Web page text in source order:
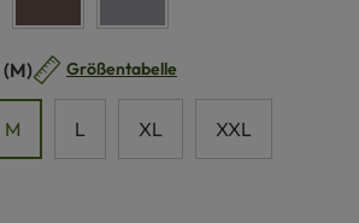
auswählen
(M) Größentabelle
M L XL XXL